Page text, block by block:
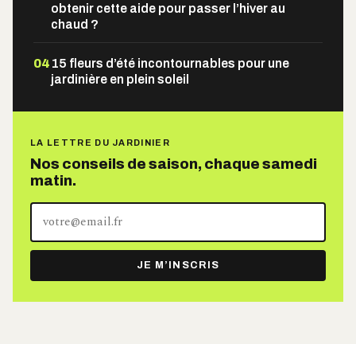
obtenir cette aide pour passer l’hiver au
chaud ?
04 15 fleurs d’été incontournables pour une
jardinière en plein soleil
LA LETTRE DU JARDINIER
Nos conseils de saison, chaque samedi
matin.
Votre
adresse
e-
mail
JE M’INSCRIS